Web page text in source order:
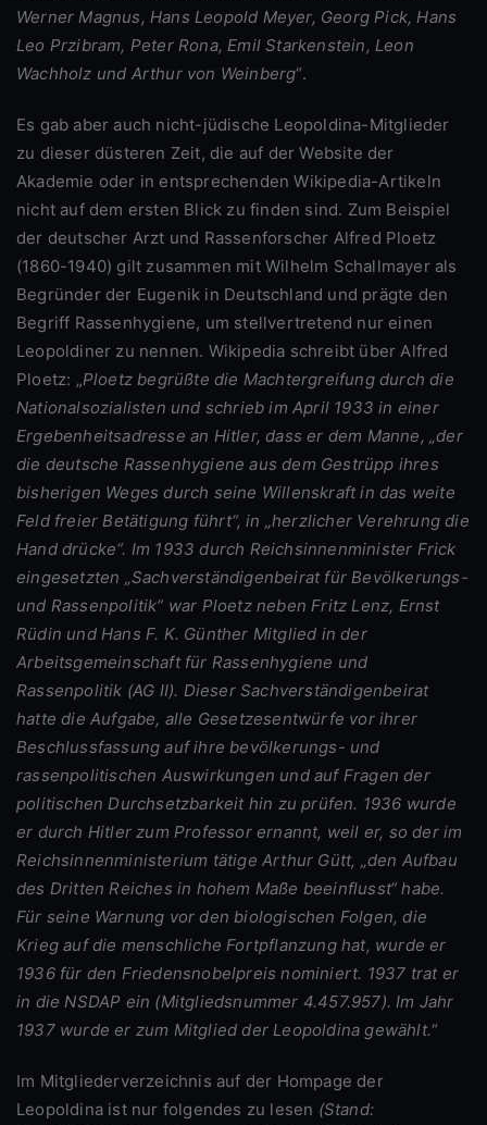
Werner Magnus, Hans Leopold Meyer, Georg Pick, Hans
Leo Przibram, Peter Rona, Emil Starkenstein, Leon
Wachholz und Arthur von Weinberg“.
Es gab aber auch nicht-jüdische Leopoldina-Mitglieder
zu dieser düsteren Zeit, die auf der Website der
Akademie oder in entsprechenden Wikipedia-Artikeln
nicht auf dem ersten Blick zu finden sind. Zum Beispiel
der deutscher Arzt und Rassenforscher Alfred Ploetz
(1860-1940) gilt zusammen mit Wilhelm Schallmayer als
Begründer der Eugenik in Deutschland und prägte den
Begriff Rassenhygiene, um stellvertretend nur einen
Leopoldiner zu nennen. Wikipedia schreibt über Alfred
Ploetz: „Ploetz begrüßte die Machtergreifung durch die
Nationalsozialisten und schrieb im April 1933 in einer
Ergebenheitsadresse an Hitler, dass er dem Manne, „der
die deutsche Rassenhygiene aus dem Gestrüpp ihres
bisherigen Weges durch seine Willenskraft in das weite
Feld freier Betätigung führt“, in „herzlicher Verehrung die
Hand drücke“. Im 1933 durch Reichsinnenminister Frick
eingesetzten „Sachverständigenbeirat für Bevölkerungs-
und Rassenpolitik“ war Ploetz neben Fritz Lenz, Ernst
Rüdin und Hans F. K. Günther Mitglied in der
Arbeitsgemeinschaft für Rassenhygiene und
Rassenpolitik (AG II). Dieser Sachverständigenbeirat
hatte die Aufgabe, alle Gesetzesentwürfe vor ihrer
Beschlussfassung auf ihre bevölkerungs- und
rassenpolitischen Auswirkungen und auf Fragen der
politischen Durchsetzbarkeit hin zu prüfen. 1936 wurde
er durch Hitler zum Professor ernannt, weil er, so der im
Reichsinnenministerium tätige Arthur Gütt, „den Aufbau
des Dritten Reiches in hohem Maße beeinflusst“ habe.
Für seine Warnung vor den biologischen Folgen, die
Krieg auf die menschliche Fortpflanzung hat, wurde er
1936 für den Friedensnobelpreis nominiert. 1937 trat er
in die NSDAP ein (Mitgliedsnummer 4.457.957). Im Jahr
1937 wurde er zum Mitglied der Leopoldina gewählt.“
Im Mitgliederverzeichnis auf der Hompage der
Leopoldina ist nur folgendes zu lesen (Stand: